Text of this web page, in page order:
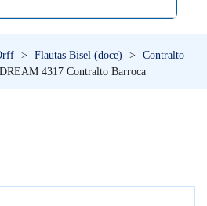
> Flautas Bisel (doce) >
Contralto
4317 Contralto Barroca